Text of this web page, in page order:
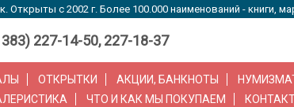
Открыты с 2002 г. Более 100.000 наименований - книги,
227-14-50, 227-18-37
ОТКРЫТКИ АКЦИИ, БАНКНОТЫ
ЧТО И КАК МЫ ПОКУПАЕМ